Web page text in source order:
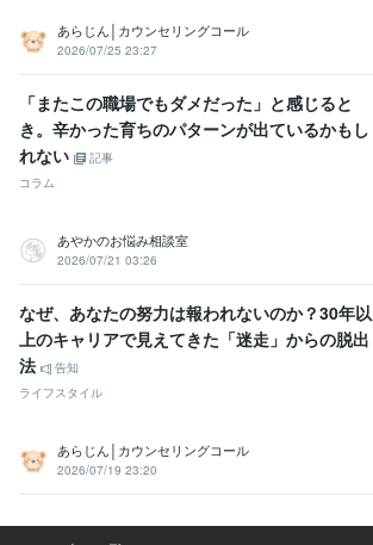
あらじん│カウンセリングコール
2026/07/25 23:27
「またこの職場でもダメだった」と感じると
き。辛かった育ちのパターンが出ているかもし
れない
記事
コラム
あやかのお悩み相談室
2026/07/21 03:26
なぜ、あなたの努力は報われないのか？30年以
上のキャリアで見えてきた「迷走」からの脱出
法
告知
ライフスタイル
あらじん│カウンセリングコール
2026/07/19 23:20